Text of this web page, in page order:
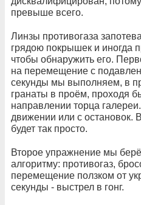
превыше всего.
Линзы противогаза
грядою покрышек и иногда
чтобы обнаружить его.
на перемещение с
секунды мы выполняем, в
гранаты в проём, проходя
направлении торца
движении или с остановок.
будет так просто.
Второе упражнение мы
алгоритму: противогаз,
перемещение ползком от
секунды - выстрел в гонг.